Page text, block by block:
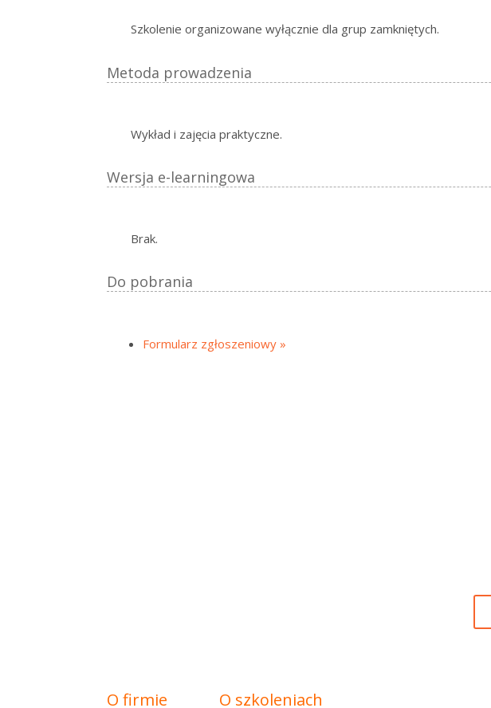
Szkolenie organizowane wyłącznie dla grup zamkniętych.
Metoda prowadzenia
Wykład i zajęcia praktyczne.
Wersja e-learningowa
Brak.
Do pobrania
Formularz zgłoszeniowy »
O firmie O szkoleniach